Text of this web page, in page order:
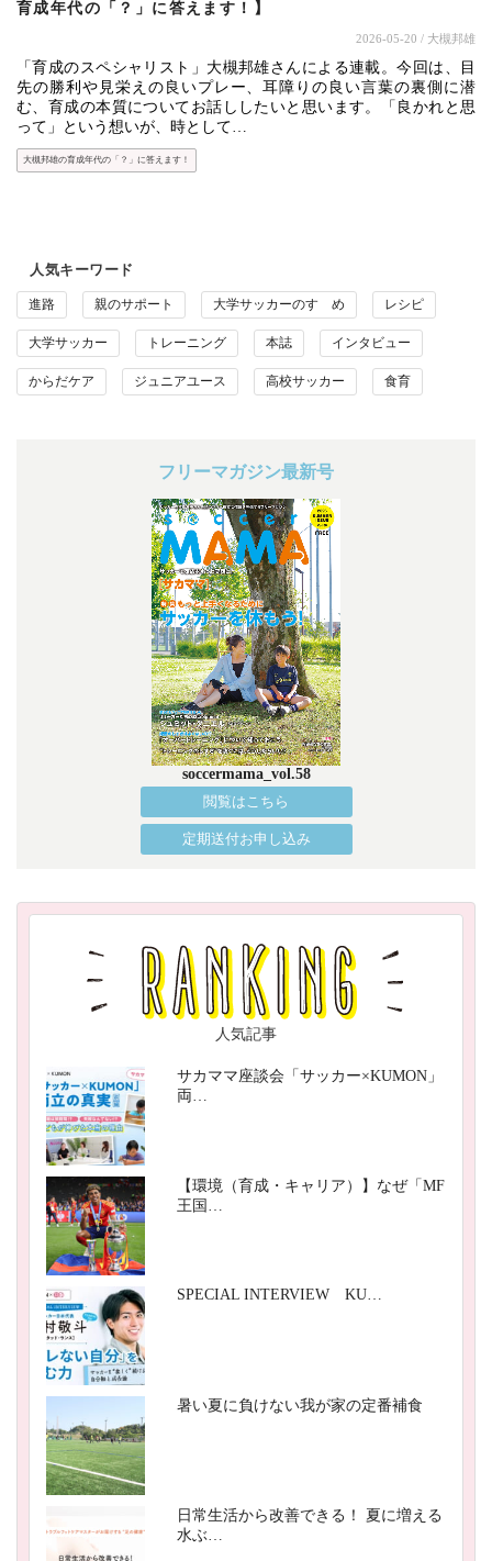
育成年代の「？」に答えます！】
2026-05-20 / 大槻邦雄
「育成のスペシャリスト」大槻邦雄さんによる連載。今回は、目
先の勝利や見栄えの良いプレー、耳障りの良い言葉の裏側に潜
む、育成の本質についてお話ししたいと思います。「良かれと思
って」という想いが、時として…
大槻邦雄の育成年代の「？」に答えます！
人気キーワード
進路 親のサポート 大学サッカーのすゝめ レシピ
大学サッカー トレーニング 本誌 インタビュー
からだケア ジュニアユース 高校サッカー 食育
フリーマガジン最新号
soccermama_vol.58
閲覧はこちら
定期送付お申し込み
人気記事
サカママ座談会「サッカー×KUMON」
両…
【環境（育成・キャリア）】なぜ「MF
王国…
SPECIAL INTERVIEW KU…
暑い夏に負けない我が家の定番補食
日常生活から改善できる！ 夏に増える
水ぶ…